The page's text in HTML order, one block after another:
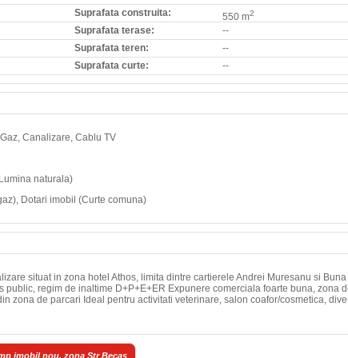
Suprafata construita:
550 m2
Suprafata terase:
--
Suprafata teren:
--
Suprafata curte:
--
Canalizare, Cablu TV
naturala)
Dotari imobil (Curte comuna)
situat in zona hotel Athos, limita dintre cartierele Andrei Muresanu si
public, regim de inaltime D+P+E+ER Expunere comerciala foarte buna, zona
zona de parcari Ideal pentru activitati veterinare, salon coafor/cosmetica,
imobil nou, zona Str Becas